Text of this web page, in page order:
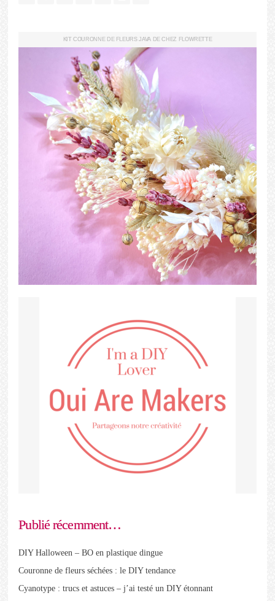
KIT COURONNE DE FLEURS JAVA DE CHEZ FLOWRETTE
Publié récemment…
DIY Halloween – BO en plastique dingue
Couronne de fleurs séchées : le DIY tendance
Cyanotype : trucs et astuces – j’ai testé un DIY étonnant